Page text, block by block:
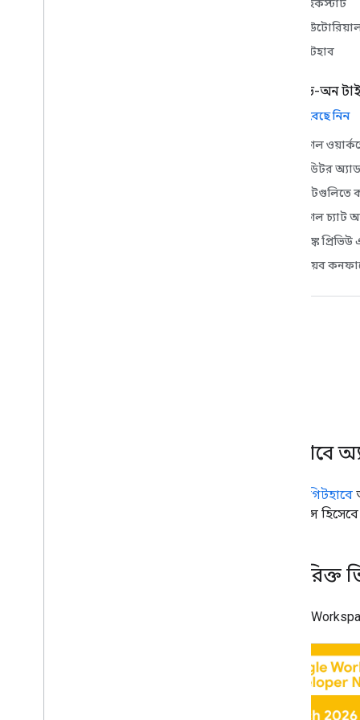
কুইকস্টার্ট
গিটহাব
অ্যাড-অন
সব বেছে নিন
গুগল
এডিটর
শীটগুলিতে
গুগল চ্যাট
লিঙ্ক
ওয়েব
গিটহাবে
রেফারেন্স
অতিরিক্ত
Google